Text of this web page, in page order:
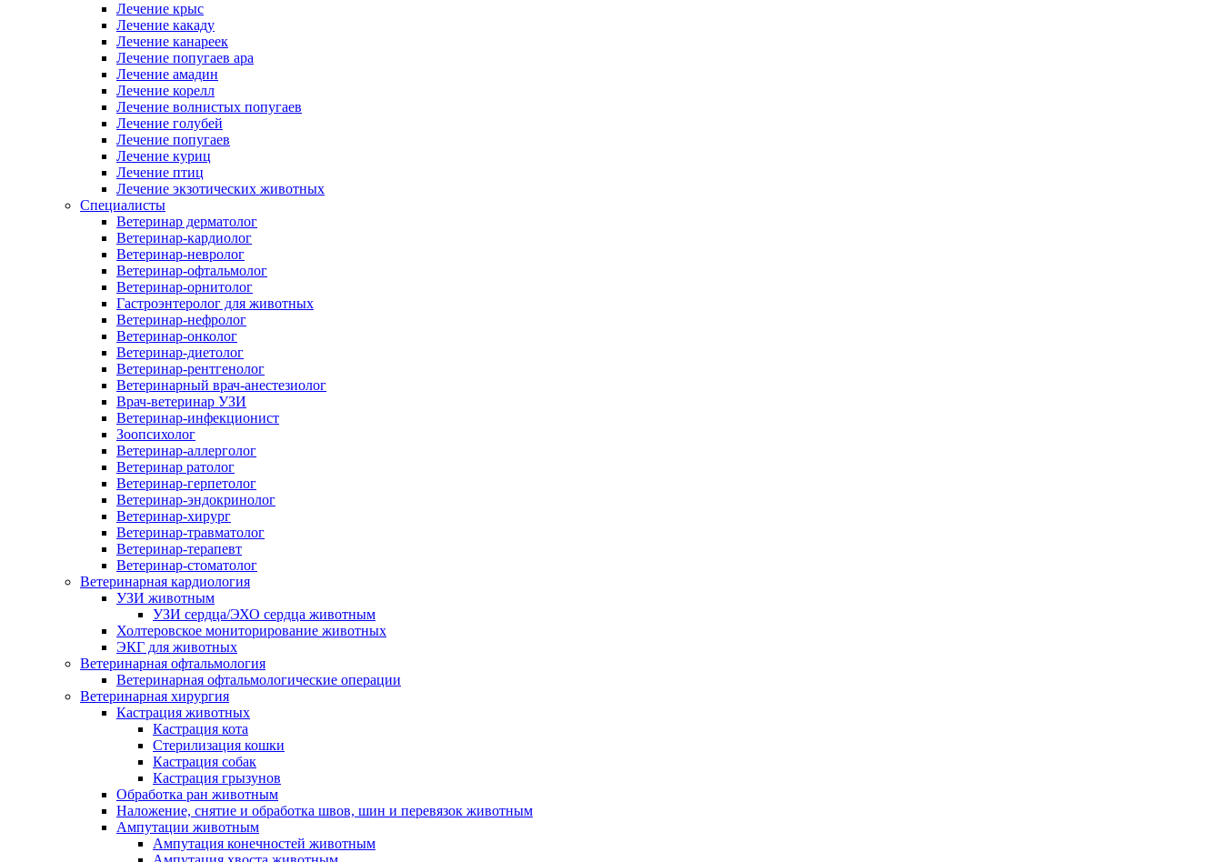
Лечение крыс
Лечение какаду
Лечение канареек
Лечение попугаев ара
Лечение амадин
Лечение корелл
Лечение волнистых попугаев
Лечение голубей
Лечение попугаев
Лечение куриц
Лечение птиц
Лечение экзотических животных
Специалисты
Ветеринар дерматолог
Ветеринар-кардиолог
Ветеринар-невролог
Ветеринар-офтальмолог
Ветеринар-орнитолог
Гастроэнтеролог для животных
Ветеринар-нефролог
Ветеринар-онколог
Ветеринар-диетолог
Ветеринар-рентгенолог
Ветеринарный врач-анестезиолог
Врач-ветеринар УЗИ
Ветеринар-инфекционист
Зоопсихолог
Ветеринар-аллерголог
Ветеринар ратолог
Ветеринар-герпетолог
Ветеринар-эндокринолог
Ветеринар-хирург
Ветеринар-травматолог
Ветеринар-терапевт
Ветеринар-стоматолог
Ветеринарная кардиология
УЗИ животным
УЗИ сердца/ЭХО сердца животным
Холтеровское мониторирование животных
ЭКГ для животных
Ветеринарная офтальмология
Ветеринарная офтальмологические операции
Ветеринарная хирургия
Кастрация животных
Кастрация кота
Стерилизация кошки
Кастрация собак
Кастрация грызунов
Обработка ран животным
Наложение, снятие и обработка швов, шин и перевязок животным
Ампутации животным
Ампутация конечностей животным